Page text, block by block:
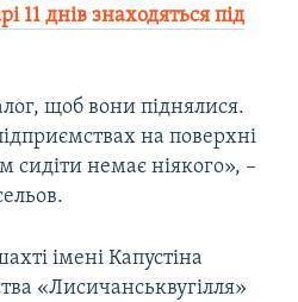
11 днів знаходяться під
щоб вони піднялися.
на поверхні
сидіти немає ніякого», –
імені Капустіна
«Лисичанськвугілля»